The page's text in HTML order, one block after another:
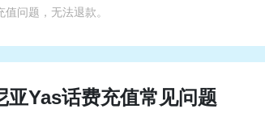
问题，无法退款。
亚Yas话费充值常见问题